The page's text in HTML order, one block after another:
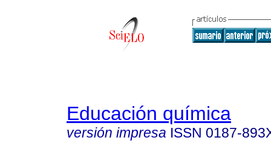
Educación química
versión impresa ISSN 0187-